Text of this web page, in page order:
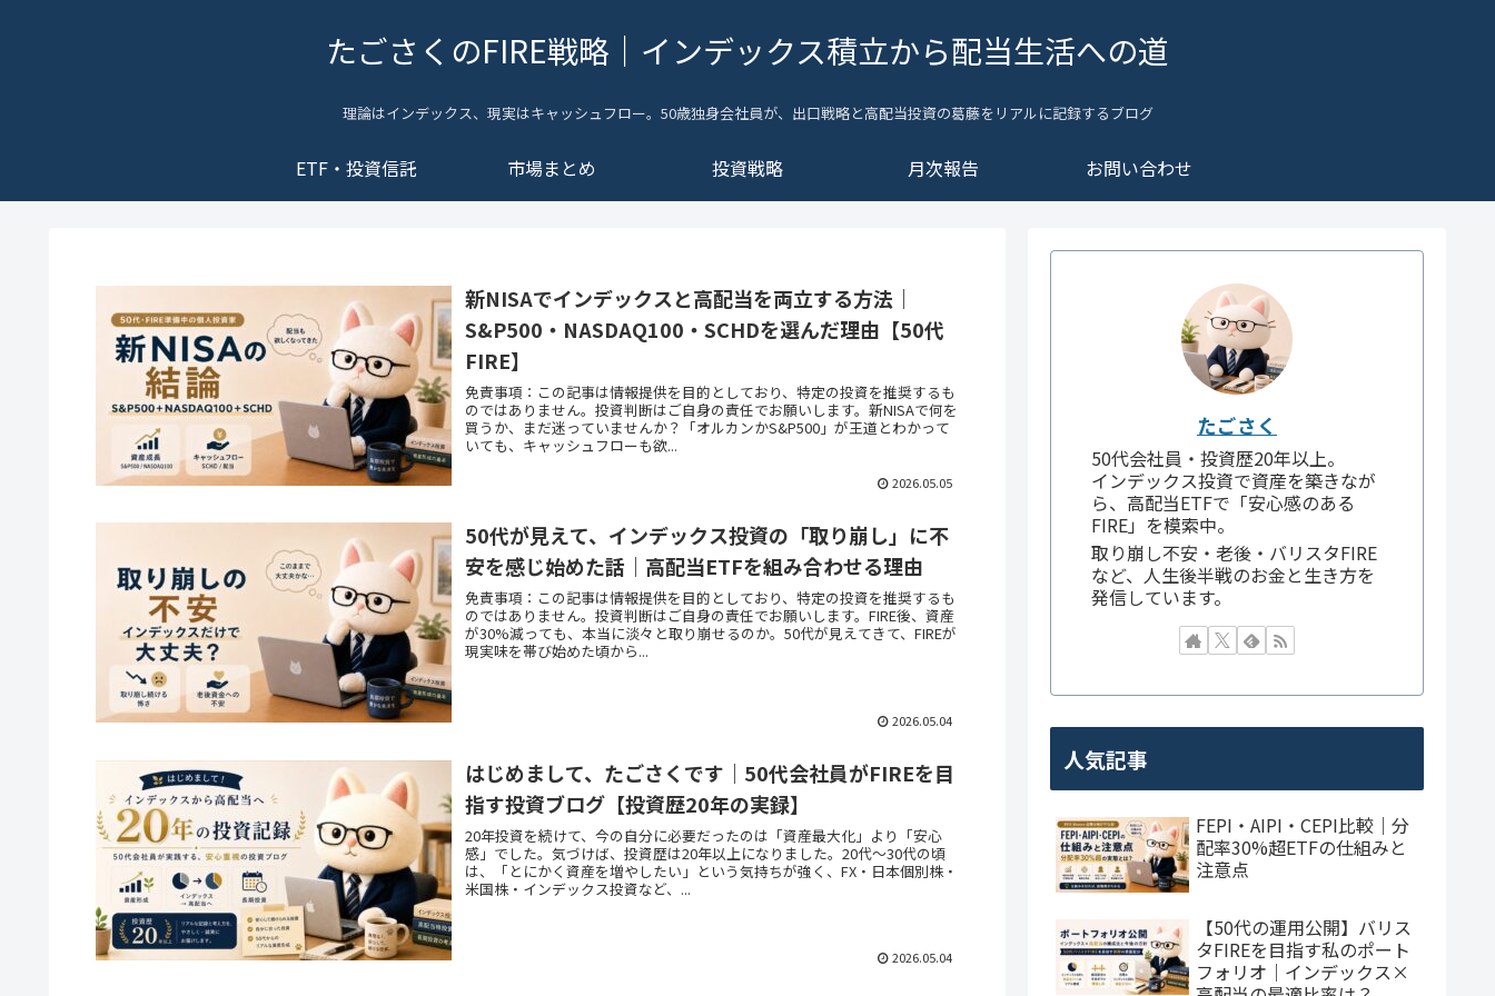
たごさくのFIRE戦略｜インデックス積立から配当生活への道
理論はインデックス、現実はキャッシュフロー。50歳独身会社員が、出口戦略と高配当投資の葛藤をリアルに記録するブログ
ETF・投資信託 市場まとめ 投資戦略 月次報告 お問い合わせ
新NISAでインデックスと高配当を両立する方法｜
S&P500・NASDAQ100・SCHDを選んだ理由【50代
FIRE】
免責事項：この記事は情報提供を目的としており、特定の投資を推奨するも
のではありません。投資判断はご自身の責任でお願いします。新NISAで何を
買うか、まだ迷っていませんか？「オルカンかS&P500」が王道とわかって
いても、キャッシュフローも欲...
2026.05.05
50代が見えて、インデックス投資の「取り崩し」に不
安を感じ始めた話｜高配当ETFを組み合わせる理由
免責事項：この記事は情報提供を目的としており、特定の投資を推奨するも
のではありません。投資判断はご自身の責任でお願いします。FIRE後、資産
が30%減っても、本当に淡々と取り崩せるのか。50代が見えてきて、FIREが
現実味を帯び始めた頃から...
2026.05.04
はじめまして、たごさくです｜50代会社員がFIREを目
指す投資ブログ【投資歴20年の実録】
20年投資を続けて、今の自分に必要だったのは「資産最大化」より「安心
感」でした。気づけば、投資歴は20年以上になりました。20代〜30代の頃
は、「とにかく資産を増やしたい」という気持ちが強く、FX・日本個別株・
米国株・インデックス投資など、...
2026.05.04
たごさく
50代会社員・投資歴20年以上。
インデックス投資で資産を築きなが
ら、高配当ETFで「安心感のある
FIRE」を模索中。
取り崩し不安・老後・バリスタFIRE
など、人生後半戦のお金と生き方を
発信しています。
人気記事
FEPI・AIPI・CEPI比較｜分
配率30%超ETFの仕組みと
注意点
【50代の運用公開】バリス
タFIREを目指す私のポート
フォリオ｜インデックス×